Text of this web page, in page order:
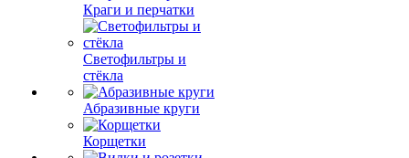
Краги и перчатки
Светофильтры и
стёкла
Абразивные круги
Корщетки